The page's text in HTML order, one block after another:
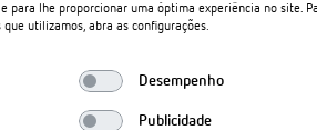
de halogéneo
para lhe proporcionar uma óptima experiência no site.
utilizamos, abra as configurações.
Desempenho
Publicidade